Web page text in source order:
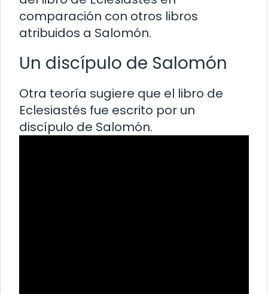
comparación con otros libros
atribuidos a Salomón.
Un discípulo de Salomón
Otra teoría sugiere que el libro de
Eclesiastés fue escrito por un
discípulo de Salomón.